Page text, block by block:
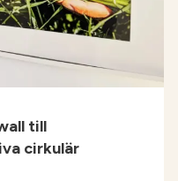
till
cirkulär